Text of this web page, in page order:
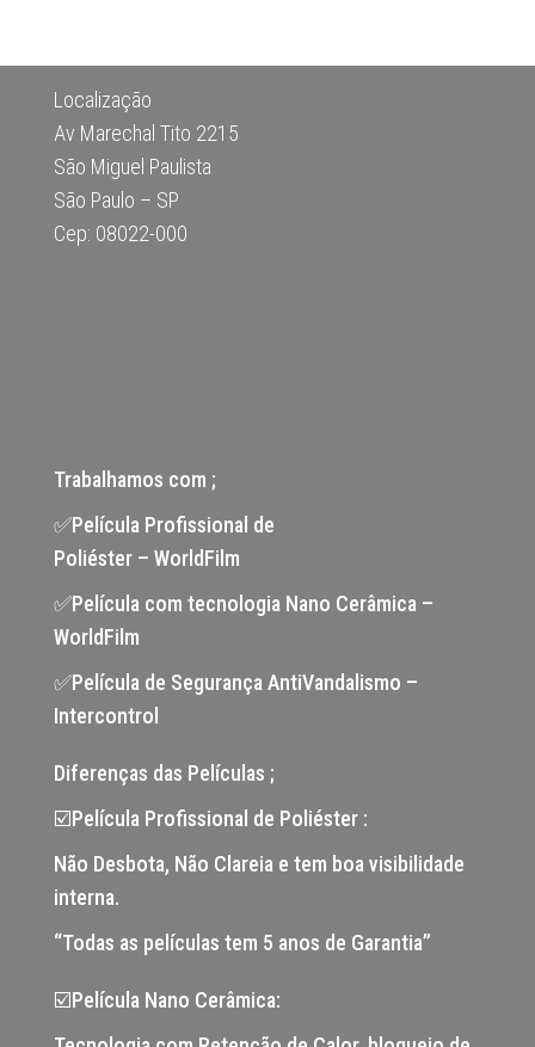
Localização
Av Marechal Tito 2215
São Miguel Paulista
São Paulo – SP
Cep: 08022-000
Trabalhamos com ;
✅Película Profissional de
Poliéster – WorldFilm
✅Película com tecnologia Nano Cerâmica –
WorldFilm
✅Película de Segurança AntiVandalismo –
Intercontrol
Diferenças das Películas ;
☑️Película Profissional de Poliéster :
Não Desbota, Não Clareia e tem boa visibilidade
interna.
“Todas as películas tem 5 anos de Garantia”
☑️Película Nano Cerâmica: